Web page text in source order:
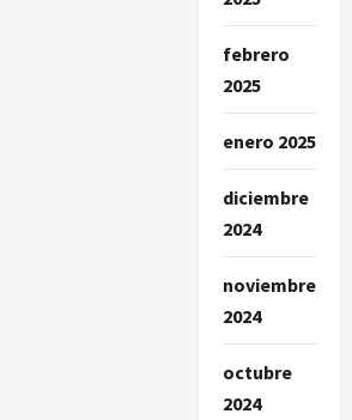
febrero
2025
enero 2025
diciembre
2024
noviembre
2024
octubre
2024